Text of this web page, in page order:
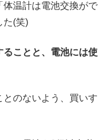
温計は電池交換がで
た(笑)
ことと、電池には使
とのないよう、買いす